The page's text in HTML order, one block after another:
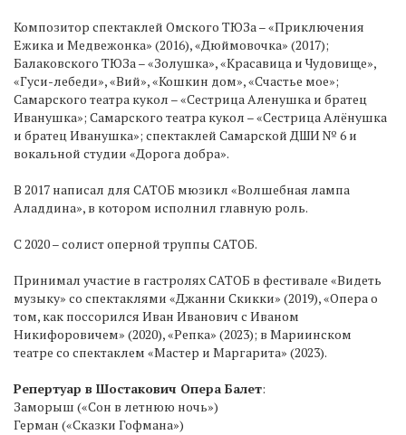
Композитор спектаклей Омского ТЮЗа – «Приключения
Ежика и Медвежонка» (2016), «Дюймовочка» (2017);
Балаковского ТЮЗа – «Золушка», «Красавица и Чудовище»,
«Гуси-лебеди», «Вий», «Кошкин дом», «Счастье мое»;
Самарского театра кукол – «Сестрица Аленушка и братец
Иванушка»; Самарского театра кукол – «Сестрица Алёнушка
и братец Иванушка»; спектаклей Самарской ДШИ № 6 и
вокальной студии «Дорога добра».
В 2017 написал для САТОБ мюзикл «Волшебная лампа
Аладдина», в котором исполнил главную роль.
С 2020 – солист оперной труппы САТОБ.
Принимал участие в гастролях САТОБ в фестивале «Видеть
музыку» со спектаклями «Джанни Скикки» (2019), «Опера о
том, как поссорился Иван Иванович с Иваном
Никифоровичем» (2020), «Репка» (2023); в Мариинском
театре со спектаклем «Мастер и Маргарита» (2023).
Репертуар в Шостакович Опера Балет:
Заморыш («Сон в летнюю ночь»)
Герман («Сказки Гофмана»)